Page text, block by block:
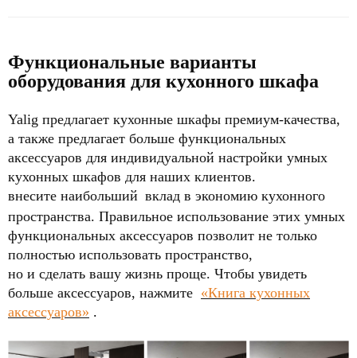
Функциональные варианты
оборудования для кухонного шкафа
Yalig предлагает кухонные шкафы премиум-качества,
а также предлагает больше функциональных
аксессуаров для индивидуальной настройки умных
кухонных шкафов для наших клиентов.
внесите наибольший вклад в экономию кухонного
пространства. Правильное использование этих умных
функциональных аксессуаров позволит не только
полностью использовать пространство,
но и сделать вашу жизнь проще. Чтобы увидеть
больше аксессуаров, нажмите «Книга кухонных
аксессуаров» .